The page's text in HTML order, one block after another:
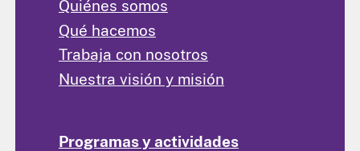
Quiénes somos
Qué hacemos
Trabaja con nosotros
Nuestra visión y misión
Programas y actividades